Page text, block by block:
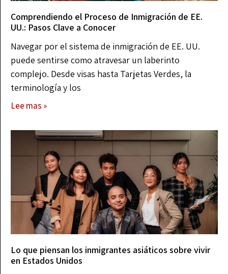
Comprendiendo el Proceso de Inmigración de EE.
UU.: Pasos Clave a Conocer
Navegar por el sistema de inmigración de EE. UU.
puede sentirse como atravesar un laberinto
complejo. Desde visas hasta Tarjetas Verdes, la
terminología y los
Lee mas »
Lo que piensan los inmigrantes asiáticos sobre vivir
en Estados Unidos